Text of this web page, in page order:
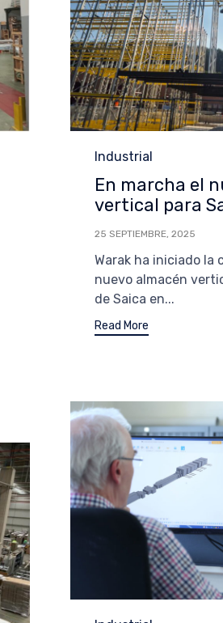
Category
Industrial
En marcha el
vertical para
25 SEPTIEMBRE, 2025
Warak ha iniciado la
nuevo almacén
de Saica en...
Read More